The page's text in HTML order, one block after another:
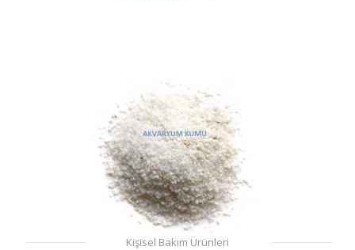
Kişisel Bakım Ürünleri